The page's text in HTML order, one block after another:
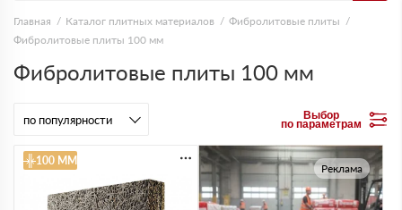
Главная Каталог плитных материалов
Фибролитовые плиты
Фибролитовые плиты 100 мм
Фибролитовые плиты 100 мм
Выбор
по параметрам
100 ММ
Реклама